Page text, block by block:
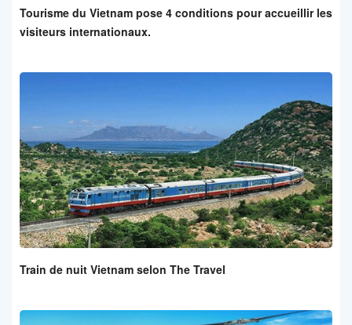
Tourisme du Vietnam pose 4 conditions pour accueillir les
visiteurs internationaux.
Train de nuit Vietnam selon The Travel